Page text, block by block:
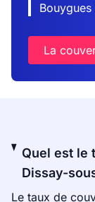
La
Quel est le
Dissay-
Le taux de